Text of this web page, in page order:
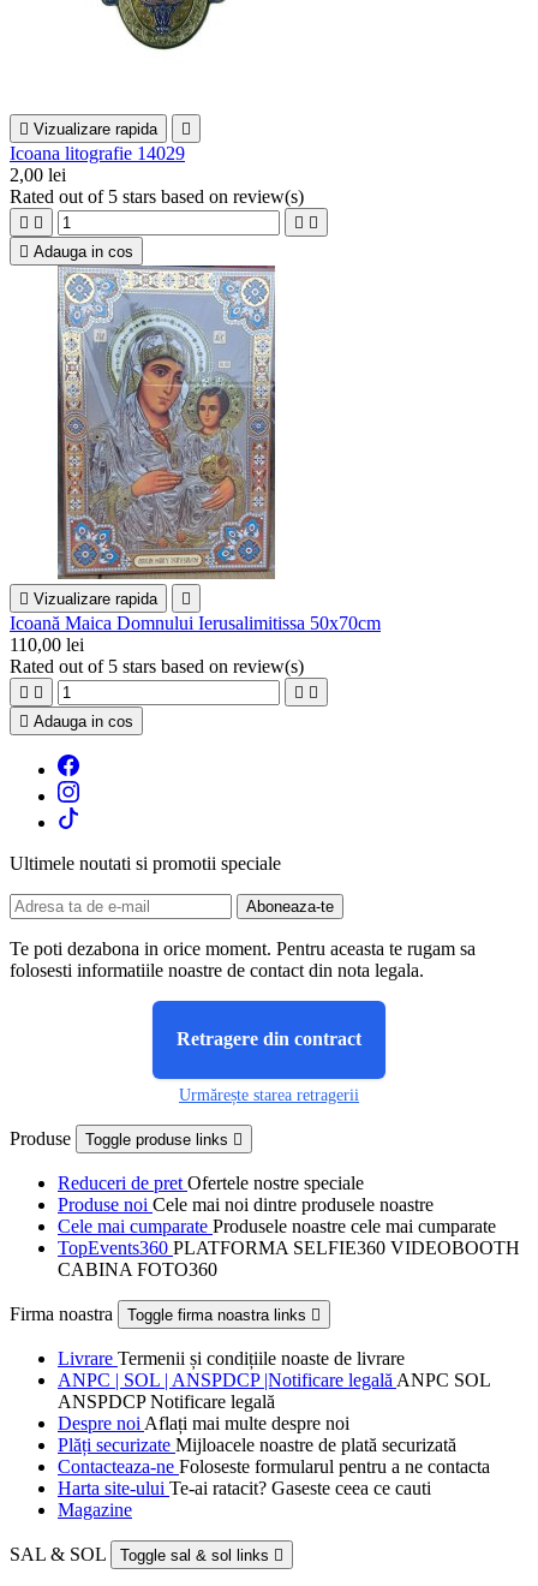
 Vizualizare rapida 
Icoana litografie 14029
2,00 lei
Rated out of 5 stars based on review(s)
   
 Adauga in cos
 Vizualizare rapida 
Icoană Maica Domnului Ierusalimitissa 50x70cm
110,00 lei
Rated out of 5 stars based on review(s)
   
 Adauga in cos
Ultimele noutati si promotii speciale
Te poti dezabona in orice moment. Pentru aceasta te rugam sa
folosesti informatiile noastre de contact din nota legala.
Retragere din contract
Urmărește starea retragerii
Produse Toggle produse links 
Reduceri de pret Ofertele nostre speciale
Produse noi Cele mai noi dintre produsele noastre
Cele mai cumparate Produsele noastre cele mai cumparate
TopEvents360 PLATFORMA SELFIE360 VIDEOBOOTH
CABINA FOTO360
Firma noastra Toggle firma noastra links 
Livrare Termenii și condițiile noaste de livrare
ANPC | SOL | ANSPDCP |Notificare legală ANPC SOL
ANSPDCP Notificare legală
Despre noi Aflați mai multe despre noi
Plăți securizate Mijloacele noastre de plată securizată
Contacteaza-ne Foloseste formularul pentru a ne contacta
Harta site-ului Te-ai ratacit? Gaseste ceea ce cauti
Magazine
SAL & SOL Toggle sal & sol links 